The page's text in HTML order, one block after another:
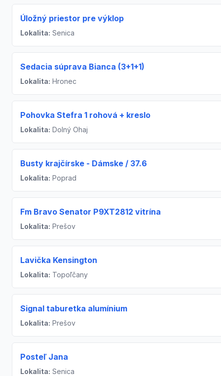
Úložný priestor pre výklop
Lokalita: Senica
Sedacia súprava Bianca (3+1+1)
Lokalita: Hronec
Pohovka Stefra 1 rohová + kreslo
Lokalita: Dolný Ohaj
Busty krajčírske - Dámske / 37.6
Lokalita: Poprad
Fm Bravo Senator P9XT2812 vitrína
Lokalita: Prešov
Lavička Kensington
Lokalita: Topoľčany
Signal taburetka alumínium
Lokalita: Prešov
Posteľ Jana
Lokalita: Senica